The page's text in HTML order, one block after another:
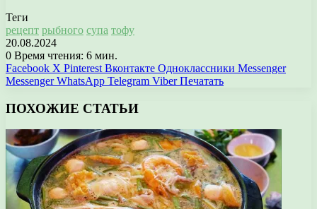
Теги
рецепт рыбного супа тофу
20.08.2024
0 Время чтения: 6 мин.
Facebook X Pinterest Вконтакте Одноклассники Messenger
Messenger WhatsApp Telegram Viber Печатать
ПОХОЖИЕ СТАТЬИ